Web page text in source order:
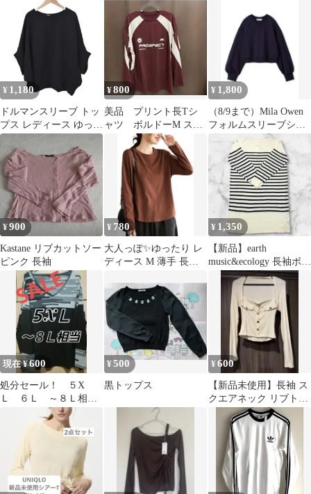
¥ 1,180
ドルマンスリーブ トッ
プス レディース ゆった
り 体型カバー 半袖 カ
ットソー
¥800
美品 プリント長Tシ
ャツ ボルドーM スポ
ーティ カジュアル
薄手
¥ 1,800
（8/9まで）Mila Owen
フォルムスリーブショ
ートトレーナー
¥900
Kastane リブカットソー
ピンク 長袖
¥ 780
大人っぽ✨ゆったり レ
ディース M 薄手 長袖
ー
¥ 1,350
【新品】earth
music&ecology 長袖ボー
ダートップス
現在 ¥600
処分セール！ ５X
Ｌ ６Ｌ ～８Ｌ相
当 長袖カットソープ
ルオーバー モザイク
¥500
黒トップス
¥600
【新品未使用】長袖 ス
クエアネック リブトッ
プス ホワイト❤︎